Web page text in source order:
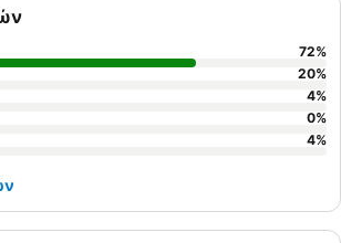
72%
20%
4%
0%
4%